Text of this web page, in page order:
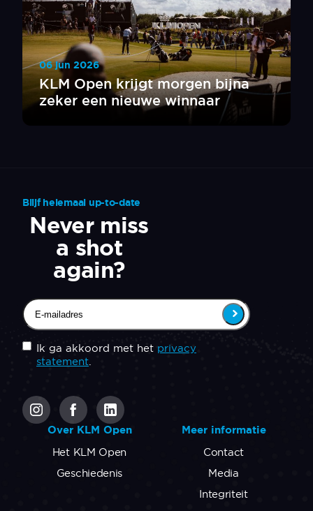
KLM Open krijgt morgen bijna
zeker een nieuwe winnaar
06 jun 2026
Blijf helemaal up-to-date
Never miss
a shot
again?
Email(Vereist)
Untitled (Vereist)
Ik ga akkoord met het privacy
statement.
Over KLM Open
Het KLM Open
Geschiedenis
Meer informatie
Contact
Media
Integriteit